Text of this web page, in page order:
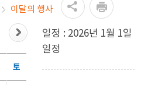
이달의 행사
토
일정 : 2026년 1월 1일
일정